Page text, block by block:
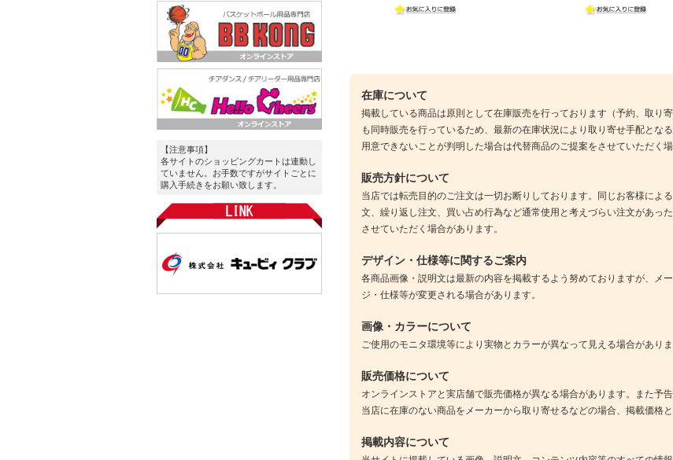
【注意事項】
各サイトのショッピングカートは連動し
ていません。お手数ですがサイトごとに
購入手続きをお願い致します。
在庫について
掲載している商品は原則として在庫販売を行っております（予約、取り
も同時販売を行っているため、最新の在庫状況により取り寄せ手配とな
用意できないことが判明した場合は代替商品のご提案をさせていただく場
販売方針について
当店では転売目的のご注文は一切お断りしております。同じお客様によ
文、繰り返し注文、買い占め行為など通常使用と考えづらい注文があっ
させていただく場合があります。
デザイン・仕様等に関するご案内
各商品画像・説明文は最新の内容を掲載するよう努めておりますが、メ
ジ・仕様等が変更される場合があります。
画像・カラーについて
ご使用のモニタ環境等により実物とカラーが異なって見える場合があり
販売価格について
オンラインストアと実店舗で販売価格が異なる場合があります。また予
当店に在庫のない商品をメーカーから取り寄せるなどの場合、掲載価格
掲載内容について